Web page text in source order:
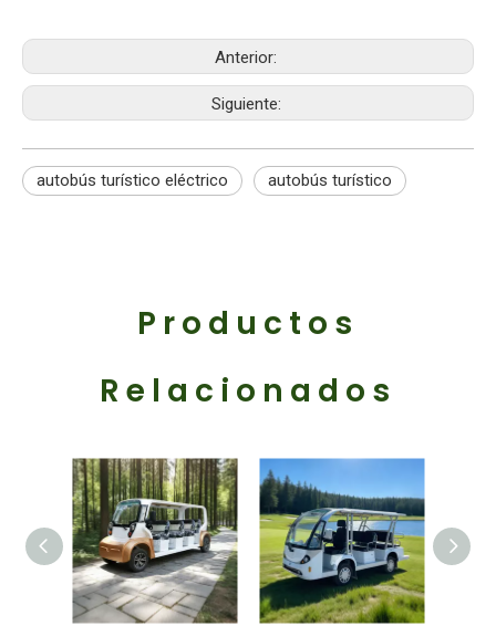
Anterior:
Siguiente:
autobús turístico eléctrico autobús turístico
Productos
Relacionados